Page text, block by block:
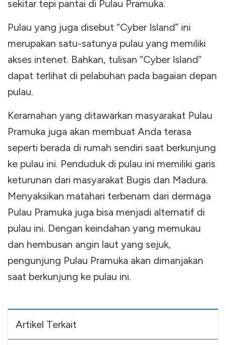
sekitar tepi pantai di Pulau Pramuka.
Pulau yang juga disebut “Cyber Island” ini
merupakan satu-satunya pulau yang memiliki
akses intenet. Bahkan, tulisan “Cyber Island”
dapat terlihat di pelabuhan pada bagaian depan
pulau.
Keramahan yang ditawarkan masyarakat Pulau
Pramuka juga akan membuat Anda terasa
seperti berada di rumah sendiri saat berkunjung
ke pulau ini. Penduduk di pulau ini memiliki garis
keturunan dari masyarakat Bugis dan Madura.
Menyaksikan matahari terbenam dari dermaga
Pulau Pramuka juga bisa menjadi alternatif di
pulau ini. Dengan keindahan yang memukau
dan hembusan angin laut yang sejuk,
pengunjung Pulau Pramuka akan dimanjakan
saat berkunjung ke pulau ini.
Artikel Terkait